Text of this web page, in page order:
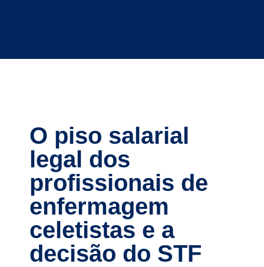
O piso salarial
legal dos
profissionais de
enfermagem
celetistas e a
decisão do STF